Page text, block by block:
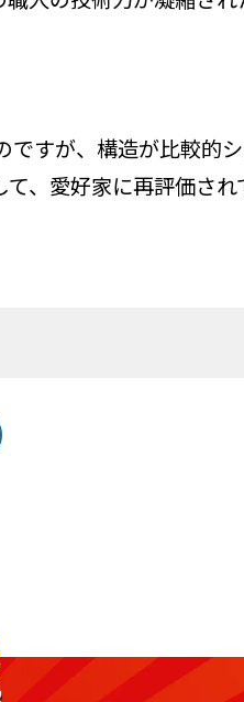
ですが、構造が比較的
、愛好家に再評価され